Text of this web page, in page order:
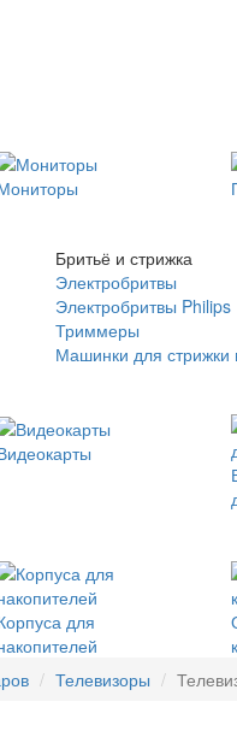
Бритьё и стрижка
Электробритвы
Электробритвы Philips
Триммеры
Машинки для стрижки
для
Телевизоры